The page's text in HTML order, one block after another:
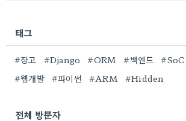
태그
#장고 #Django #ORM #백엔드 #SoC
#웹개발
#파이썬 #ARM #Hidden
전체 방문자